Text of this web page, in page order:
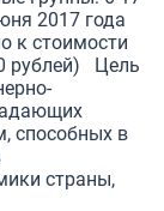
2017 года
к стоимости
рублей) Цель
способных в
страны,